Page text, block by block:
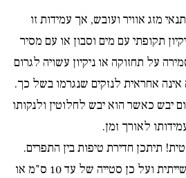
מזג אוויר ועובש, אך עמידות זו
תקופתי עם מים וסבון או עם מסיר
על תחזוקה או ניקיון עשויה לגרום
אחראית לנזקים שנגרמו בשל כך.
יבש כאשר הוא יבש לחלוטין ולנקותו
לאורך זמן.
תיתכן חדירת טיפות בין התפרים.
- אנו מתפרה תעשייתית ועל כן סטייה של עד 10 ס"מ או